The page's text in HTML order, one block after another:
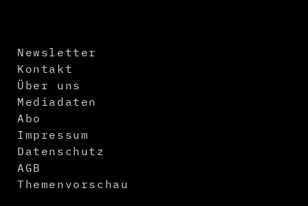
Newsletter
Kontakt
Über uns
Mediadaten
Abo
Impressum
Datenschutz
AGB
Themenvorschau